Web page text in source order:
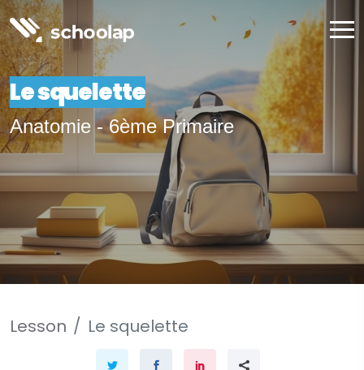
Le squelette
Anatomie - 6ème Primaire
Lesson Le squelette